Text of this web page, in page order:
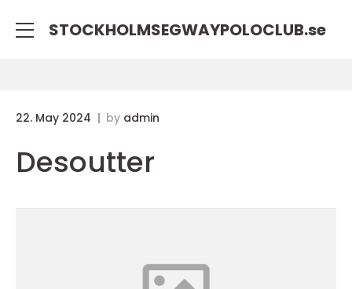
STOCKHOLMSEGWAYPOLOCLUB.se
22. May 2024 by admin
Desoutter